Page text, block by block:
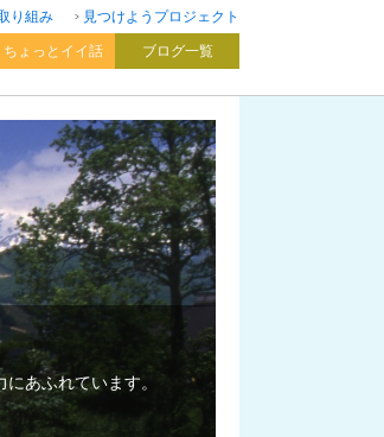
り組み
見つけようプロジェクト
ちょっとイイ話 ブログ一覧
あふれています。